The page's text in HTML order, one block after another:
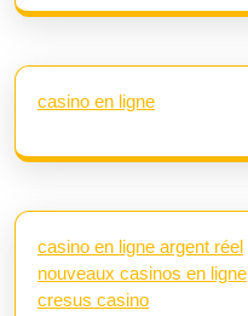
casino en ligne
casino en ligne argent réel
nouveaux casinos en ligne
cresus casino